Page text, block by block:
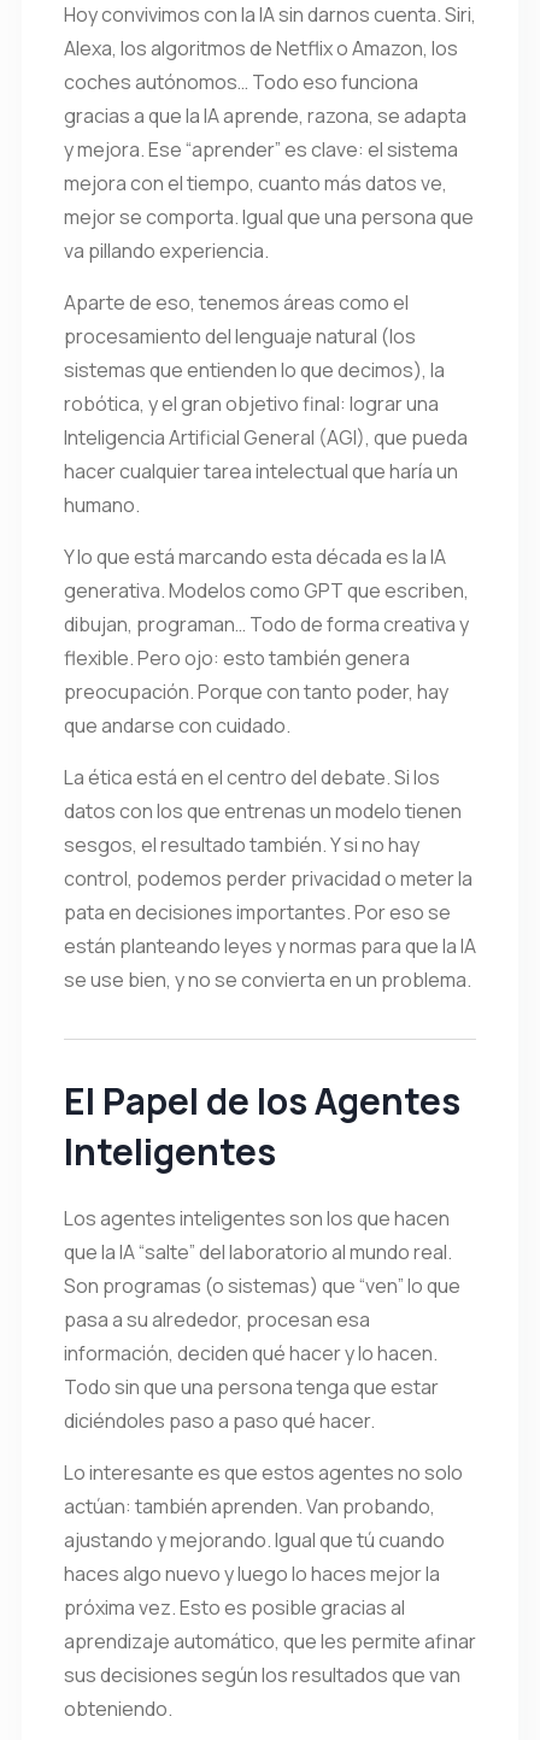
Hoy convivimos con la IA sin darnos cuenta. Siri,
Alexa, los algoritmos de Netflix o Amazon, los
coches autónomos… Todo eso funciona
gracias a que la IA aprende, razona, se adapta
y mejora. Ese “aprender” es clave: el sistema
mejora con el tiempo, cuanto más datos ve,
mejor se comporta. Igual que una persona que
va pillando experiencia.
Aparte de eso, tenemos áreas como el
procesamiento del lenguaje natural (los
sistemas que entienden lo que decimos), la
robótica, y el gran objetivo final: lograr una
Inteligencia Artificial General (AGI), que pueda
hacer cualquier tarea intelectual que haría un
humano.
Y lo que está marcando esta década es la IA
generativa. Modelos como GPT que escriben,
dibujan, programan… Todo de forma creativa y
flexible. Pero ojo: esto también genera
preocupación. Porque con tanto poder, hay
que andarse con cuidado.
La ética está en el centro del debate. Si los
datos con los que entrenas un modelo tienen
sesgos, el resultado también. Y si no hay
control, podemos perder privacidad o meter la
pata en decisiones importantes. Por eso se
están planteando leyes y normas para que la IA
se use bien, y no se convierta en un problema.
El Papel de los Agentes
Inteligentes
Los agentes inteligentes son los que hacen
que la IA “salte” del laboratorio al mundo real.
Son programas (o sistemas) que “ven” lo que
pasa a su alrededor, procesan esa
información, deciden qué hacer y lo hacen.
Todo sin que una persona tenga que estar
diciéndoles paso a paso qué hacer.
Lo interesante es que estos agentes no solo
actúan: también aprenden. Van probando,
ajustando y mejorando. Igual que tú cuando
haces algo nuevo y luego lo haces mejor la
próxima vez. Esto es posible gracias al
aprendizaje automático, que les permite afinar
sus decisiones según los resultados que van
obteniendo.